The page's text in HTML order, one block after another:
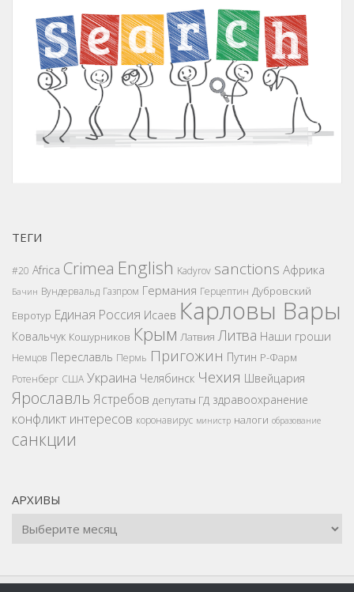
ТЕГИ
#20 Africa Crimea English Kadyrov sanctions Африка
Бачин Вундервальд Газпром Германия Герцептин Дубровский
Евротур Единая Россия Исаев Карловы Вары
Ковальчук Кошурников Крым Латвия Литва Наши гроши
Немцов Переславль Пермь Пригожин Путин Р-Фарм
Ротенберг США Украина Челябинск Чехия Швейцария
Ярославль Ястребов депутаты ГД здравоохранение
конфликт интересов коронавирус министр налоги образование
санкции
АРХИВЫ